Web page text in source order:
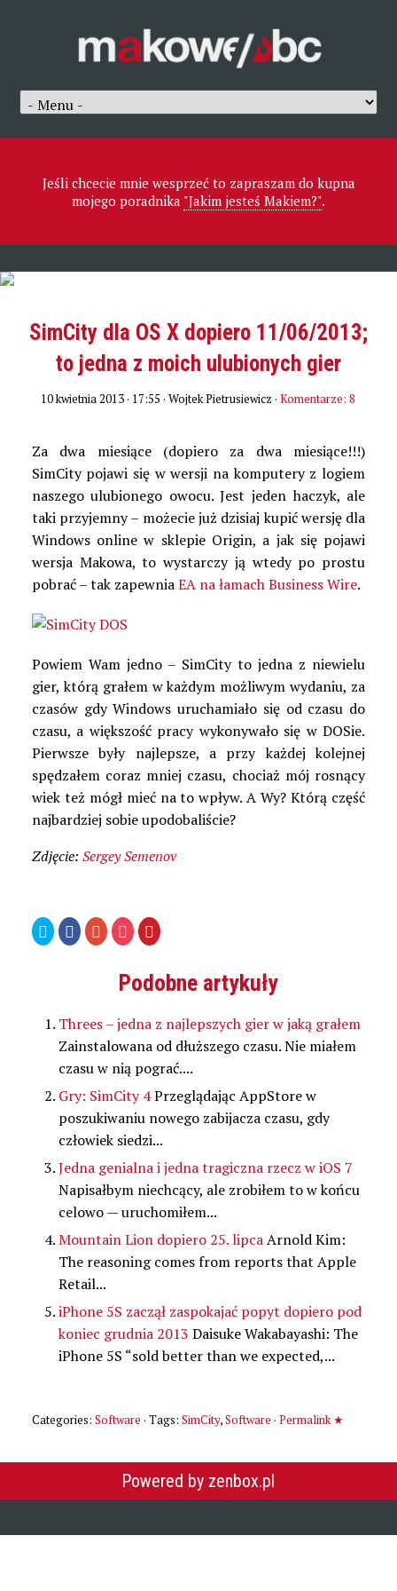
Jeśli chcecie mnie wesprzeć to zapraszam do kupna
mojego poradnika "Jakim jesteś Makiem?".
SimCity dla OS X dopiero 11/06/2013;
to jedna z moich ulubionych gier
10 kwietnia 2013 · 17:55 · Wojtek Pietrusiewicz ·Komentarze: 8
Za dwa miesiące (dopiero za dwa miesiące!!!)
SimCity pojawi się w wersji na komputery z logiem
naszego ulubionego owocu. Jest jeden haczyk, ale
taki przyjemny – możecie już dzisiaj kupić wersję dla
Windows online w sklepie Origin, a jak się pojawi
wersja Makowa, to wystarczy ją wtedy po prostu
pobrać – tak zapewniaEA na łamach Business Wire.
Powiem Wam jedno – SimCity to jedna z niewielu
gier, którą grałem w każdym możliwym wydaniu, za
czasów gdy Windows uruchamiało się od czasu do
czasu, a większość pracy wykonywało się w DOSie.
Pierwsze były najlepsze, a przy każdej kolejnej
spędzałem coraz mniej czasu, chociaż mój rosnący
wiek też mógł mieć na to wpływ. A Wy? Którą część
najbardziej sobie upodobaliście?
Zdjęcie: Sergey Semenov
Udostępnij
na
Twitterze(Otwiera
Kliknij,
aby
udostępnić
Facebooku(Otwiera
Kliknij,
aby
udostępnić
Google+
(Otwiera
oknie)
Kliknij
by
udostępnić
serwisie
Pocket(Otwiera
się
oknie)
Udostępniej
na
Pinterest(Otwiera
nowym
oknie)
Podobne artykuły
Threes – jedna z najlepszych gier w jaką grałem
Zainstalowana od dłuższego czasu. Nie miałem
czasu w nią pograć....
Gry: SimCity 4Przeglądając AppStore w
poszukiwaniu nowego zabijacza czasu, gdy
człowiek siedzi...
Jedna genialna i jedna tragiczna rzecz w iOS 7
Napisałbym niechcący, ale zrobiłem to w końcu
celowo — uruchomiłem...
Mountain Lion dopiero 25. lipcaArnold Kim:
The reasoning comes from reports that Apple
Retail...
iPhone 5S zaczął zaspokajać popyt dopiero pod
koniec grudnia 2013 Daisuke Wakabayashi: The
iPhone 5S “sold better than we expected,...
Categories: Software · Tags: SimCity,Software · Permalink ★
Powered by zenbox.pl